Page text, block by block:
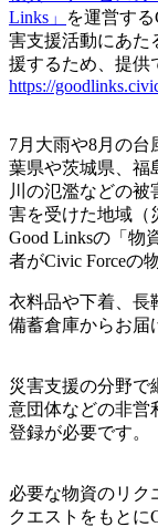
Links」
を運営す
害支援活動にあた
援するため、提供
https://
7月大雨や8月の台
葉県や茨城県、福
川の氾濫などの被
害を受けた地域（
Good Linksの「物
者がCivic Forceの
衣料品や下着、長
備蓄倉庫からお届
災害支援の分野で
意団体などの非営
登録が必要です。
必要な物資のリク
クエストをもとに